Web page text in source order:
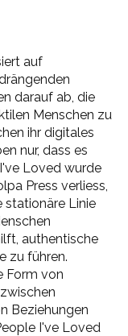
auf
darauf ab, die
Menschen zu
ihr digitales
nur, dass es
Loved wurde
Press verliess,
stationäre Linie
authentische
zu führen.
Form von
Beziehungen
I've Loved